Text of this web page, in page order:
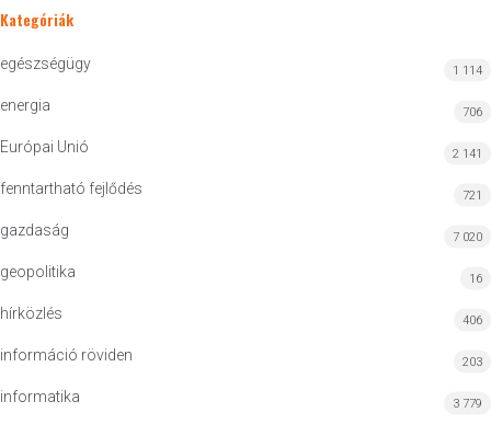
Kategóriák
egészségügy 1 114
energia 706
Európai Unió 2 141
fenntartható fejlődés 721
gazdaság 7 020
geopolitika 16
hírközlés 406
információ röviden 203
informatika 3 779